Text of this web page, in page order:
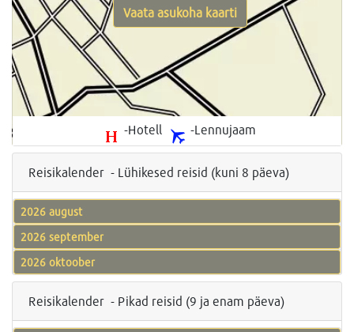
-Hotell -Lennujaam
Vaata asukoha kaarti
Reisikalender - Lühikesed reisid (kuni 8 päeva)
2026 august
2026 september
2026 oktoober
Reisikalender - Pikad reisid (9 ja enam päeva)